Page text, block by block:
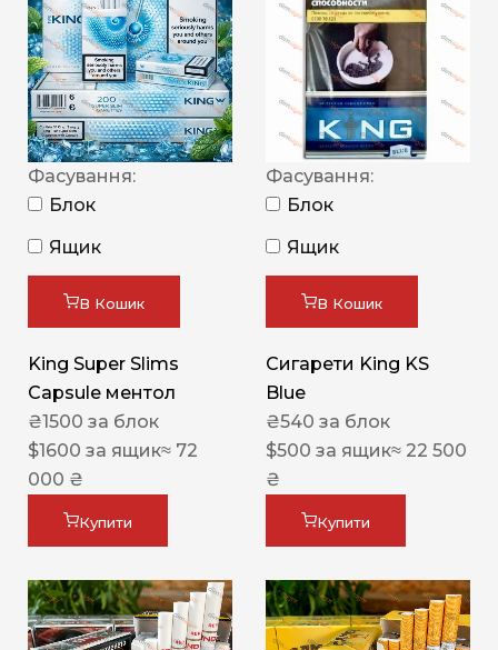
Фасування:
Блок
Ящик
В Кошик
King Super Slims
Capsule ментол
₴1500 за блок
$1600 за ящик≈ 72
000 ₴
Купити
Фасування:
Блок
Ящик
В Кошик
Сигарети King KS
Blue
₴540 за блок
$500 за ящик≈ 22 500
₴
Купити